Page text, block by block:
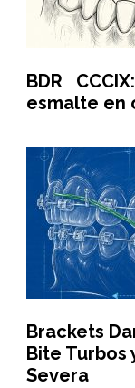
BDR
esmalte en
Brackets
Bite Turbos
Severa